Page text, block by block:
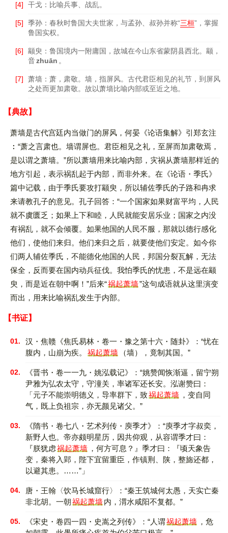
[4] 干戈：比喻兵事、战乱。
[5] 季孙：春秋时鲁国大夫世家，与孟孙、叔孙并称“三桓”，掌握
鲁国实权。
[6]
颛臾：鲁国境内一附庸国，故城在今山东省蒙阴县西北。颛，
音zhuān 。
[7]
萧墙：萧，肃敬。墙，指屏风。古代君臣相见的礼节，到屏风
之处而更加肃敬。故以萧墙比喻内部或至近之地。
【典故】
萧墙是古代宫廷内当做门的屏风，何晏《论语集解》引郑玄注
︰“萧之言肃也。墙谓屏也。君臣相见之礼，至屏而加肃敬焉，
是以谓之萧墙。”所以萧墙用来比喻内部，灾祸从萧墙那样近的
地方引起，表示祸乱起于内部，而非外来。在《论语・季氏》
篇中记载，由于季氏要攻打颛臾，所以辅佐季氏的子路和冉求
来请教孔子的意见。孔子回答：“一个国家如果财富平均，人民
就不虞匮乏；如果上下和睦，人民就能安居乐业；国家之内没
有祸乱，就不会倾覆。如果他国的人民不服，那就以德行感化
他们，使他们来归。他们来归之后，就要使他们安定。如今你
们两人辅佐季氏，不能德化他国的人民，邦国分裂瓦解，无法
保全，反而要在国内动兵征伐。我怕季氏的忧患，不是远在颛
臾，而是近在朝中啊！”后来“祸起萧墙”这句成语就从这里演变
而出，用来比喻祸乱发生于内部。
【书证】
01.
汉・焦赣《焦氏易林・卷一・豫之第十六・随卦》：“忧在
腹内，山崩为疾。
祸起萧墙 （墙），竟制其国。”
02.
《晋书・卷一一九・姚泓载记》：“姚赞闻恢渐逼，留宁朔
尹雅为弘农太守，守潼关，率诸军还长安。泓谢赞曰：
「元子不能崇明德义，导率群下，致祸起萧墙 ，变自同
气，既上负祖宗，亦无颜见诸父。”
03.
《隋书・卷七八・艺术列传・庾季才》：“庾季才字叔奕，
新野人也。帝亦颇明星历，因共仰观，从容谓季才曰：
『朕犹虑祸起萧墙 ，何方可息？』季才曰：『顷天象告
变，秦将入郢，陛下宜留重臣，作镇荆、陕，整旆还都，
以避其患。……”」
04.
唐・王翰〈饮马长城窟行〉：“秦王筑城何太愚，天实亡秦
非北胡。一朝祸起萧墙内，渭水咸阳不复都。”
05. 《宋史・卷四一四・史嵩之列传》：“人谓祸起萧墙 ，危